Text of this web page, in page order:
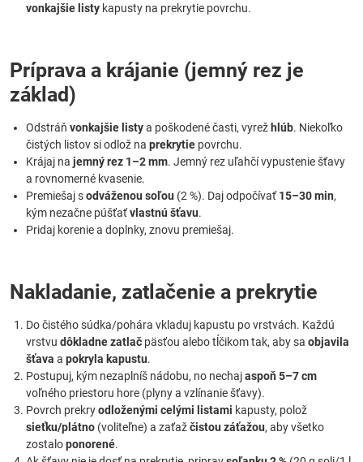
vonkajšie listy kapusty na prekrytie povrchu.
Príprava a krájanie (jemný rez je
základ)
Odstráň vonkajšie listya poškodené časti, vyrež hlúb. Niekoľko
čistých listov si odlož na prekrytie povrchu.
Krájaj na jemný rez 1–2 mm. Jemný rez uľahčí vypustenie šťavy
a rovnomerné kvasenie.
Premiešaj sodváženou soľou (2 %). Daj odpočívať 15–30 min,
kým nezačne púšťaťvlastnú šťavu.
Pridaj korenie a doplnky, znovu premiešaj.
Nakladanie, zatlačenie a prekrytie
Do čistého súdka/pohára vkladuj kapustu po vrstvách. Každú
vrstvu dôkladne zatlač päsťou alebo tĺčikom tak, aby sa objavila
šťava a pokryla kapustu.
Postupuj, kým nezaplníš nádobu, no nechajaspoň 5–7 cm
voľného priestoru hore (plyny a vzlínanie šťavy).
Povrch prekryodloženými celými listami kapusty, polož
sieťku/plátno (voliteľne) a zaťažčistou záťažou, aby všetko
zostaloponorené.